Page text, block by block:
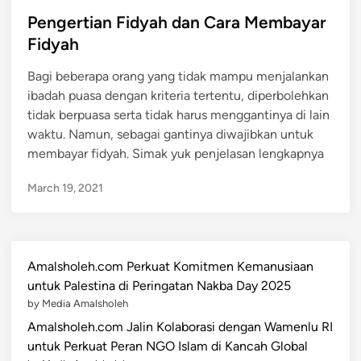
s
t
d
i
n
Pengertian Fidyah dan Cara Membayar
Fidyah
Bagi beberapa orang yang tidak mampu menjalankan
ibadah puasa dengan kriteria tertentu, diperbolehkan
tidak berpuasa serta tidak harus menggantinya di lain
waktu. Namun, sebagai gantinya diwajibkan untuk
membayar fidyah. Simak yuk penjelasan lengkapnya
March 19, 2021
Amalsholeh.com Perkuat Komitmen Kemanusiaan
untuk Palestina di Peringatan Nakba Day 2025
by Media Amalsholeh
Amalsholeh.com Jalin Kolaborasi dengan Wamenlu RI
untuk Perkuat Peran NGO Islam di Kancah Global